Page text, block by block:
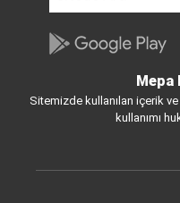
Mepa
Sitemizde kullanılan içerik
kullanımı